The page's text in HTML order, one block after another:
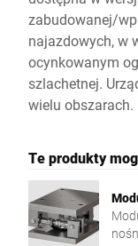
zabudowanej/
najazdowych, w
ocynkowanym
szlachetnej.
wielu obszarach.
Te produkty